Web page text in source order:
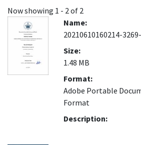
Now showing 1 - 2 of 2
Name:
20210610160214-
Size:
1.48 MB
Format:
Adobe Portable
Format
Description: